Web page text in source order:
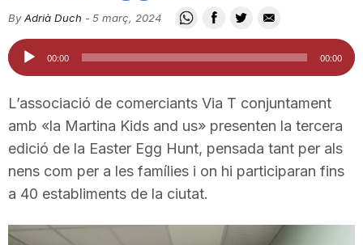
i
t
a
t
By Adrià Duch -5 març, 2024
Reproductor
d'àudio
00:00 00:00
L’associació de comerciants Via T conjuntament
amb «la Martina Kids and us» presenten la tercera
edició de la Easter Egg Hunt, pensada tant per als
nens com per a les famílies i on hi participaran fins
a 40 establiments de la ciutat.